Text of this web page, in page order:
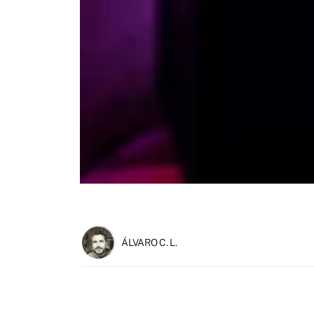
ÁLVARO C. L.